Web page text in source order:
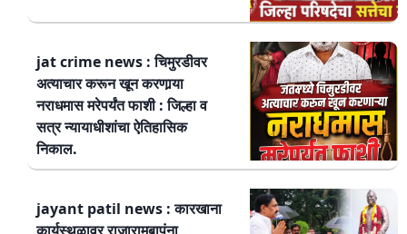
jat crime news : चिमुरडीवर
अत्याचार करून खून करणार्‍या
नराधमास मरेपर्यंत फाशी : जिल्हा व
सत्र न्यायाधीशांचा ऐतिहासिक
निकाल.
jayant patil news : कारखाना